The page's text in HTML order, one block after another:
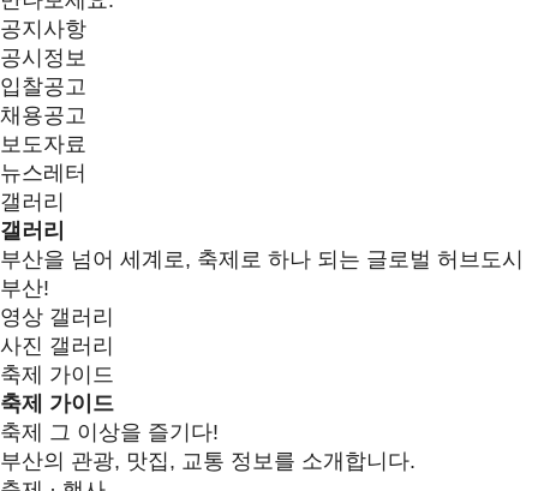
공지사항
공시정보
입찰공고
채용공고
보도자료
뉴스레터
갤러리
갤러리
부산을 넘어 세계로, 축제로 하나 되는 글로벌 허브도시
부산!
영상 갤러리
사진 갤러리
축제 가이드
축제 가이드
축제 그 이상을 즐기다!
부산의 관광, 맛집, 교통 정보를 소개합니다.